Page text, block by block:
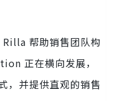
帮助销售团队构
正在横向发展，
，并提供直观的销售